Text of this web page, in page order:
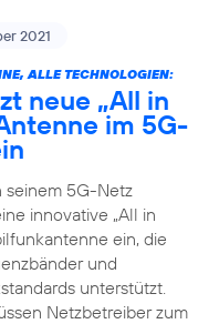
2021
ALLE TECHNOLOGIEN:
neue „All in
im 5G-
5G-Netz
innovative „All in
ein, die
und
unterstützt.
Netzbetreiber zum